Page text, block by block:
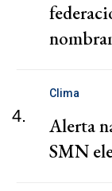
4.
Clima
Alerta
SMN